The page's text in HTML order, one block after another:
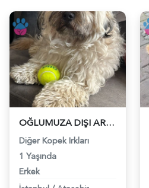
OĞLUMUZA DIŞI ARUYORUZ (HAVANESE) - 118984625
Diğer Kopek Irkları
1 Yaşında
Erkek